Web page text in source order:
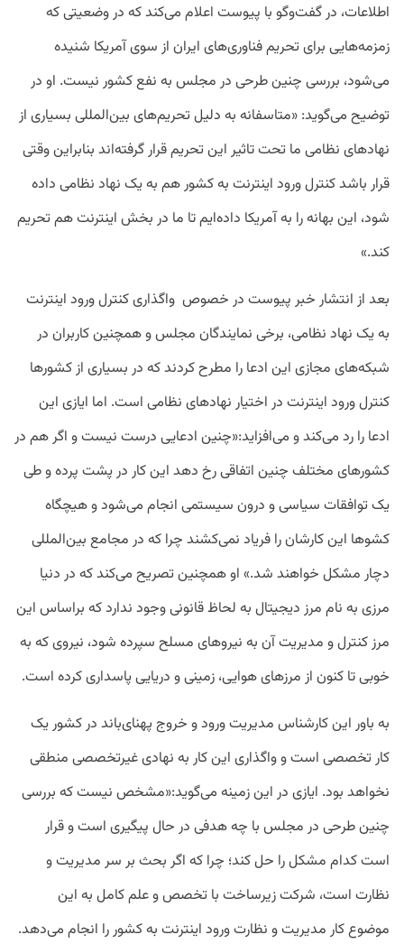
اطلاعات، در گفت‌وگو با پیوست اعلام می‌کند که در وضعیتی که
زمزمه‌هایی برای تحریم فناوری‌های ایران از سوی آمریکا شنیده
می‌شود، بررسی چنین طرحی در مجلس به نفع کشور نیست. او در
توضیح می‌گوید:‌ «متاسفانه به دلیل تحریم‌های بین‌المللی بسیاری از
نهادهای نظامی ما تحت تاثیر این تحریم قرار گرفته‌اند بنابراین وقتی
قرار باشد کنترل ورود اینترنت به کشور هم به یک نهاد نظامی داده
شود، این بهانه را به آمریکا داده‌ایم تا ما در بخش اینترنت هم تحریم
کند.»
بعد از انتشار خبر پیوست در خصوص واگذاری کنترل ورود اینترنت
به یک نهاد نظامی، برخی نمایندگان مجلس و همچنین کاربران در
شبکه‌های مجازی این ادعا را مطرح کردند که در بسیاری از کشورها
کنترل ورود اینترنت در اختیار نهاد‌های نظامی است. اما ایازی این
ادعا را رد می‌کند و می‌افزاید:‌«چنین ادعایی درست نیست و اگر هم در
کشورهای مختلف چنین اتفاقی رخ دهد این کار در پشت پرده و طی
یک توافقات سیاسی و درون سیستمی انجام می‌شود و هیچگاه
کشوها این کارشان را فریاد نمی‌کشند چرا که در مجامع بین‌المللی
دچار مشکل خواهند شد.» او همچنین تصریح می‌کند که در دنیا
مرزی به نام مرز دیجیتال به لحاظ قانونی وجود ندارد که براساس این
مرز کنترل و مدیریت آن به نیروهای مسلح سپرده شود، نیروی که به
خوبی تا کنون از مرزهای هوایی، زمینی و دریایی پاسداری کرده است.
به باور این کارشناس مدیریت ورود و خروج پهنای‌باند در کشور یک
کار تخصصی است و واگذاری این کار به نهادی غیرتخصصی منطقی
نخواهد بود. ایازی در این زمینه می‌گوید:«مشخص نیست که بررسی
چنین طرحی در مجلس با چه هدفی در حال پیگیری است و قرار
است کدام مشکل را حل کند؛ چرا که اگر بحث بر سر مدیریت و
نظارت است، شرکت زیرساخت با تخصص و علم کامل به این
موضوع کار مدیریت و نظارت ورود اینترنت به کشور را انجام می‌دهد.